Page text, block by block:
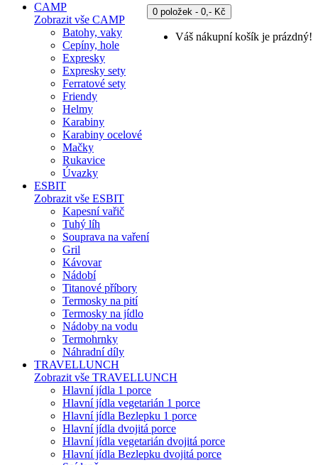
0 položek - 0,- Kč
Váš nákupní košík je prázdný!
CAMP
Zobrazit vše CAMP
Batohy, vaky
Cepíny, hole
Expresky
Expresky sety
Ferratové sety
Friendy
Helmy
Karabiny
Karabiny ocelové
Mačky
Rukavice
Úvazky
ESBIT
Zobrazit vše ESBIT
Kapesní vařič
Tuhý líh
Souprava na vaření
Gril
Kávovar
Nádobí
Titanové příbory
Termosky na pití
Termosky na jídlo
Nádoby na vodu
Termohrnky
Náhradní díly
TRAVELLUNCH
Zobrazit vše TRAVELLUNCH
Hlavní jídla 1 porce
Hlavní jídla vegetarián 1 porce
Hlavní jídla Bezlepku 1 porce
Hlavní jídla dvojitá porce
Hlavní jídla vegetarián dvojitá porce
Hlavní jídla Bezlepku dvojitá porce